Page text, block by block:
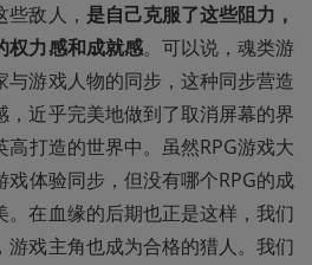
敌人， 是自己克服了这些阻力，
权力感和成就感。可以说，魂类游
与游戏人物的同步，这种同步营造
，近乎完美地做到了取消屏幕的界
打造的世界中。虽然RPG游戏大
戏体验同步，但没有哪个RPG的成
。在血缘的后期也正是这样，我们
游戏主角也成为合格的猎人。我们